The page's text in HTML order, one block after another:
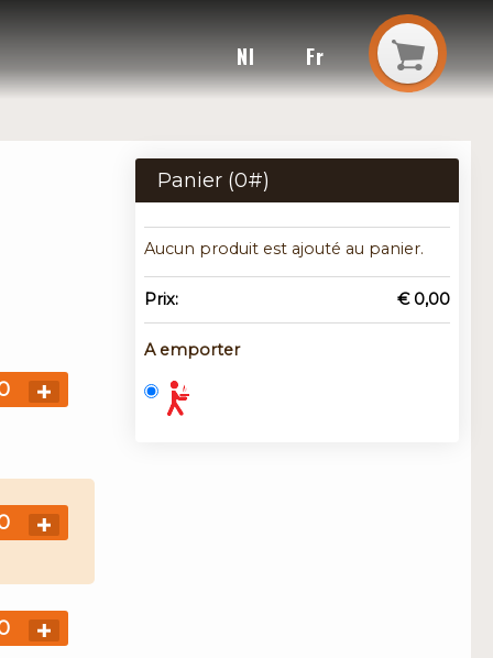
Nl Fr
Panier (0#)
Aucun produit est ajouté au panier.
Prix: € 0,00
A emporter